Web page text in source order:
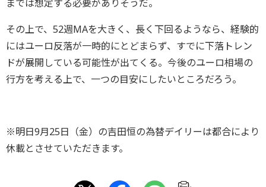
までは想定する必要がありそうだ。
その上で、52週MAを大きく、長く下回るようなら、経験的
にはユーロ反落が一時的にとどまらず、すでに下落トレン
ドが展開している可能性が出てくる。今後のユーロ相場の
行方を考える上で、一つの目安にしたいところだろう。
※明日9月25日（金）の吉田恒の為替デイリーは都合により
休載とさせていただきます。